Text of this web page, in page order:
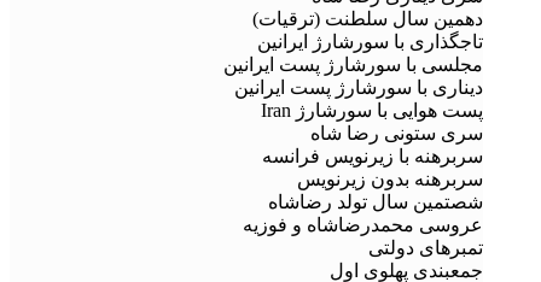
دهمین سال سلطنت (ترقیات)
تاجگذاری با سورشارژ ایرانین
مجلسی با سورشارژ پست ایرانین
دیناری با سورشارژ پست ایرانین
پست هوایی با سورشارژ Iran
سری ستونی رضا شاه
سربرهنه با زیرنویس فرانسه
سربرهنه بدون زیرنویس
شصتمین سال تولد رضاشاه
عروسی محمدرضاشاه و فوزیه
تمبرهای دولتی
جمعبندی پهلوی اول